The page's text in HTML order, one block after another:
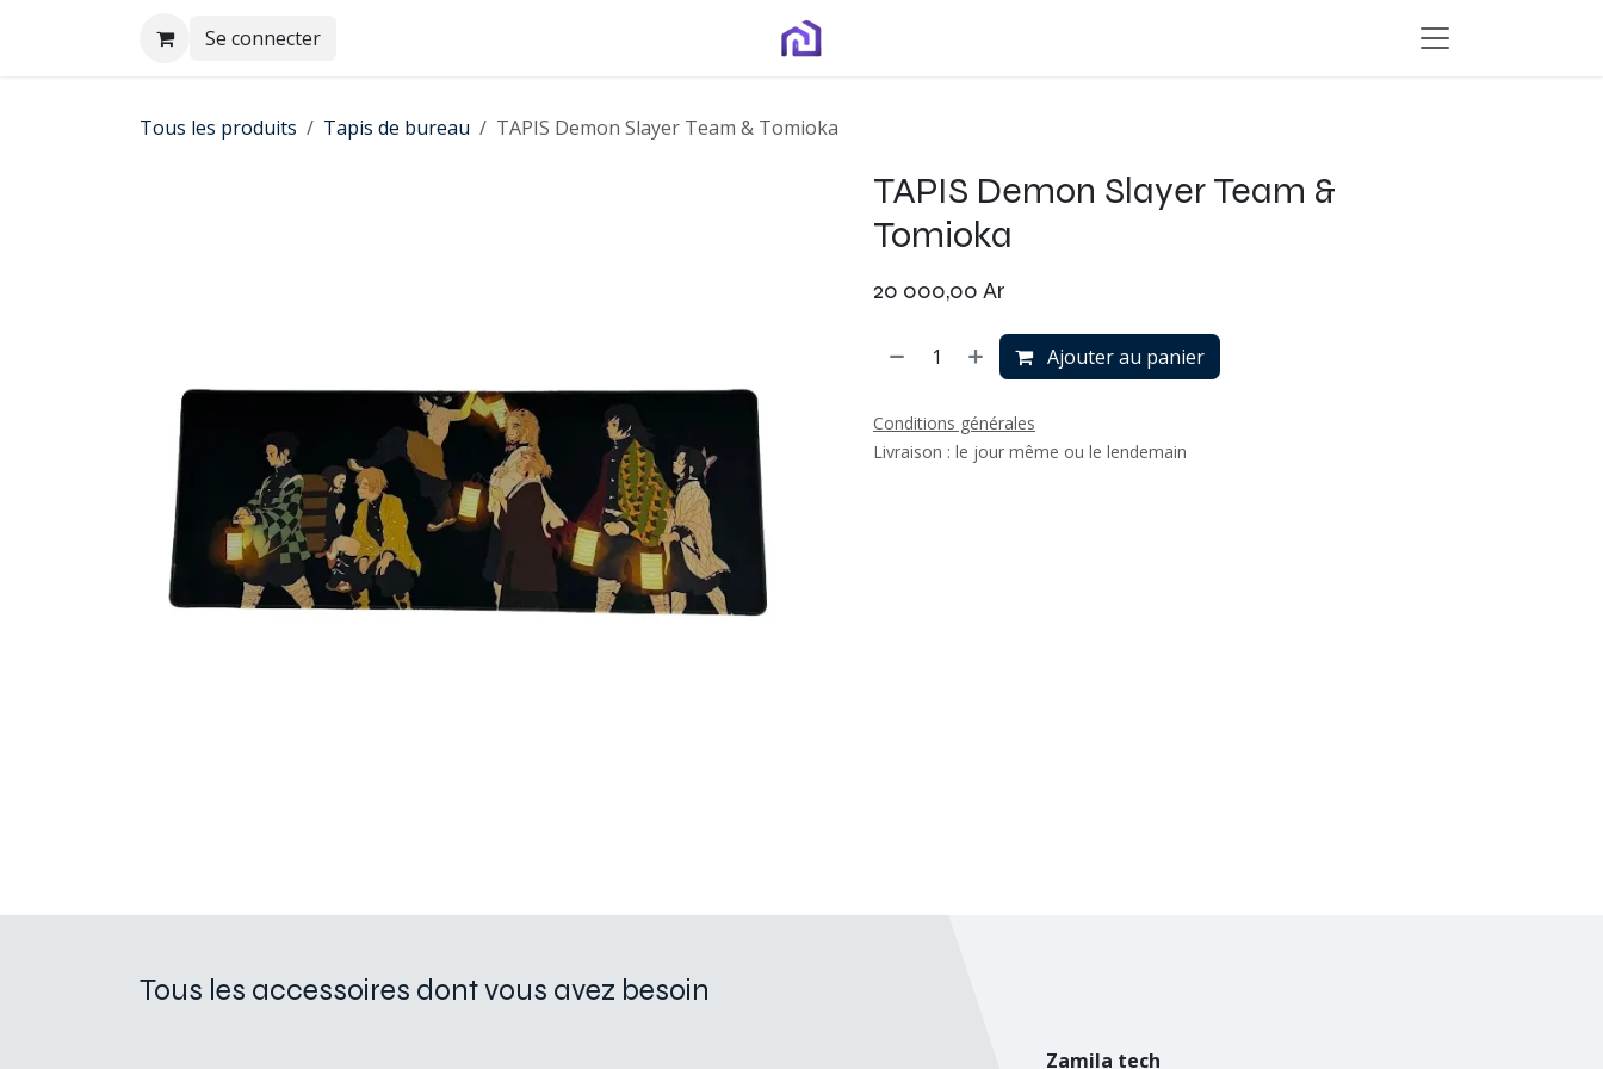
Se connecter
Tous les produits Tapis de bureau TAPIS Demon Slayer Team & Tomioka
TAPIS Demon Slayer Team &
Tomioka
20 000,00 Ar
Ajouter au panier
Conditions générales
Livraison : le jour même ou le lendemain
Tous les accessoires dont vous avez besoin
Zamila tech